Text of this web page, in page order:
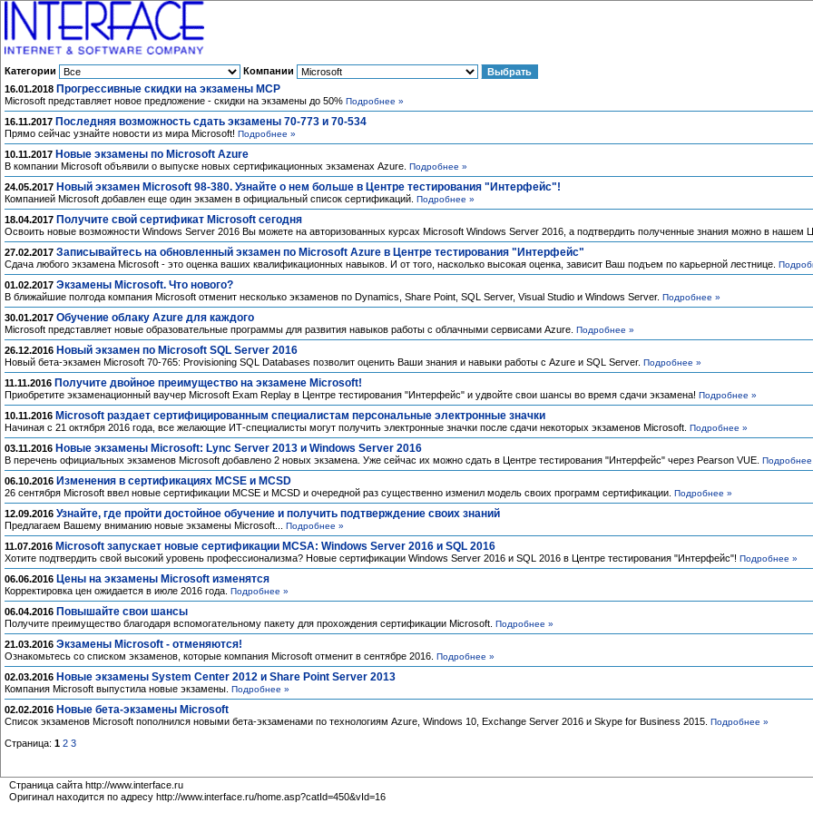
Категории
Компании
16.01.2018 Прогрессивные скидки на экзамены MCP
Microsoft представляет новое предложение - скидки на экзамены до 50% Подробнее »
16.11.2017 Последняя возможность сдать экзамены 70-773 и 70-534
Прямо сейчас узнайте новости из мира Microsoft! Подробнее »
10.11.2017 Новые экзамены по Microsoft Azure
В компании Microsoft объявили о выпуске новых сертификационных экзаменах Azure. Подробнее »
24.05.2017 Новый экзамен Microsoft 98-380. Узнайте о нем больше в Центре тестирования "Интерфейс"!
Компанией Microsoft добавлен еще один экзамен в официальный список сертификаций. Подробнее »
18.04.2017 Получите свой сертификат Microsoft сегодня
Освоить новые возможности Windows Server 2016 Вы можете на авторизованных курсах Microsoft Windows Server 2016, а подтвердить полученные знания можно в нашем
27.02.2017 Записывайтесь на обновленный экзамен по Microsoft Azure в Центре тестирования "Интерфейс"
Сдача любого экзамена Microsoft - это оценка ваших квалификационных навыков. И от того, насколько высокая оценка, зависит Ваш подъем по карьерной лестнице.
01.02.2017 Экзамены Microsoft. Что нового?
В ближайшие полгода компания Microsoft отменит несколько экзаменов по Dynamics, Share Point, SQL Server, Visual Studio и Windows Server. Подробнее »
30.01.2017 Обучение облаку Azure для каждого
Microsoft представляет новые образовательные программы для развития навыков работы с облачными сервисами Azure. Подробнее »
26.12.2016 Новый экзамен по Microsoft SQL Server 2016
Новый бета-экзамен Microsoft 70-765: Provisioning SQL Databases позволит оценить Ваши знания и навыки работы с Azure и SQL Server. Подробнее »
11.11.2016 Получите двойное преимущество на экзамене Microsoft!
Приобретите экзаменационный ваучер Microsoft Exam Replay в Центре тестирования "Интерфейс" и удвойте свои шансы во время сдачи экзамена! Подробнее »
10.11.2016 Microsoft раздает сертифицированным специалистам персональные электронные значки
Начиная с 21 октября 2016 года, все желающие ИТ-специалисты могут получить электронные значки после сдачи некоторых экзаменов Microsoft. Подробнее »
03.11.2016 Новые экзамены Microsoft: Lync Server 2013 и Windows Server 2016
В перечень официальных экзаменов Microsoft добавлено 2 новых экзамена. Уже сейчас их можно сдать в Центре тестирования "Интерфейс" через Pearson VUE.
06.10.2016 Изменения в сертификациях MCSE и MCSD
26 сентября Microsoft ввел новые сертификации MCSE и MCSD и очередной раз существенно изменил модель своих программ сертификации. Подробнее »
12.09.2016 Узнайте, где пройти достойное обучение и получить подтверждение своих знаний
Предлагаем Вашему вниманию новые экзамены Microsoft... Подробнее »
11.07.2016 Microsoft запускает новые сертификации MCSA: Windows Server 2016 и SQL 2016
Хотите подтвердить свой высокий уровень профессионализма? Новые сертификации Windows Server 2016 и SQL 2016 в Центре тестирования "Интерфейс"! Подробнее »
06.06.2016 Цены на экзамены Microsoft изменятся
Корректировка цен ожидается в июле 2016 года. Подробнее »
06.04.2016 Повышайте свои шансы
Получите преимущество благодаря вспомогательному пакету для прохождения сертификации Microsoft. Подробнее »
21.03.2016 Экзамены Microsoft - отменяются!
Ознакомьтесь со списком экзаменов, которые компания Microsoft отменит в сентябре 2016. Подробнее »
02.03.2016 Новые экзамены System Center 2012 и Share Point Server 2013
Компания Microsoft выпустила новые экзамены. Подробнее »
02.02.2016 Новые бета-экзамены Microsoft
Список экзаменов Microsoft пополнился новыми бета-экзаменами по технологиям Azure, Windows 10, Exchange Server 2016 и Skype for Business 2015. Подробнее »
Страница: 1 2 3
Страница сайта http://www.interface.ru
Оригинал находится по адресу http://www.interface.ru/home.asp?catId=450&vId=16